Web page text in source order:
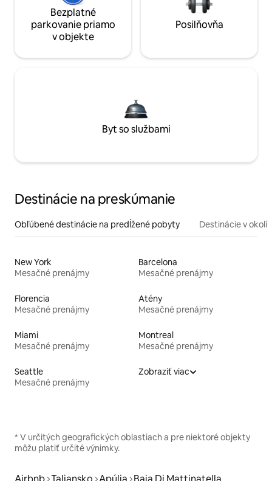
Bezplatné
parkovanie priamo
v objekte
Posilňovňa
Byt so službami
Destinácie na preskúmanie
Obľúbené destinácie na predĺžené pobyty Destinácie v okolí
New York
Mesačné prenájmy
Barcelona
Mesačné prenájmy
Florencia
Mesačné prenájmy
Atény
Mesačné prenájmy
Miami
Mesačné prenájmy
Montreal
Mesačné prenájmy
Seattle
Mesačné prenájmy
Zobraziť viac
* V určitých geografických oblastiach a pre niektoré objekty
môžu platiť určité výnimky.